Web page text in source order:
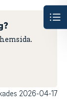
2026-04-17